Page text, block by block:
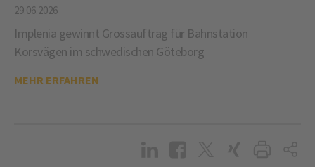
29.06.2026
Implenia gewinnt Grossauftrag für Bahnstation
Korsvägen im schwedischen Göteborg
MEHR ERFAHREN